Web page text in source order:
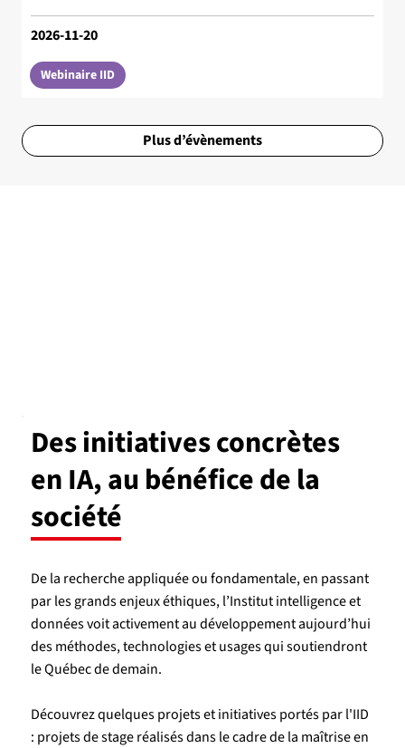
Plus d’évènements
2026-11-20
Webinaire IID
Des initiatives concrètes
en IA, au bénéfice de la
société
De la recherche appliquée ou fondamentale, en passant
par les grands enjeux éthiques, l’Institut intelligence et
données voit activement au développement aujourd’hui
des méthodes, technologies et usages qui soutiendront
le Québec de demain.
Découvrez quelques projets et initiatives portés par l'IID
: projets de stage réalisés dans le cadre de la maîtrise en